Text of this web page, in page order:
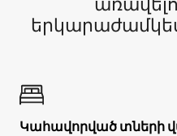
Կահավորված տների